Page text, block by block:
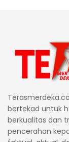
bertekad untuk
berkualitas dan
pencerahan